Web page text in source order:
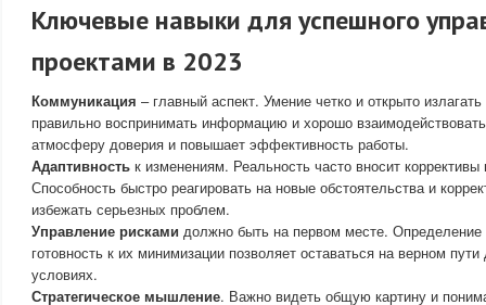
Ключевые навыки для успешного
проектами в 2023
Коммуникация – главный аспект. Умение четко и открыто
правильно воспринимать информацию и хорошо
атмосферу доверия и повышает эффективность работы.
Адаптивность к изменениям. Реальность часто вносит
Способность быстро реагировать на новые обстоятельства и
избежать серьезных проблем.
Управление рисками должно быть на первом месте. Определение
готовность к их минимизации позволяет оставаться на верном
условиях.
Стратегическое мышление. Важно видеть общую картину и